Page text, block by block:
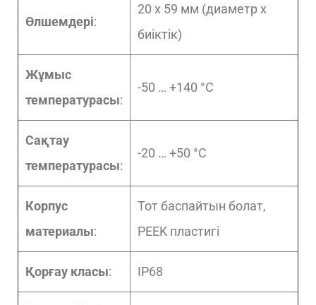
Өлшемдері:
20 x 59 мм (диаметр x
биіктік)
Жұмыс
температурасы:
-50 … +140 °C
Сақтау
температурасы:
-20 … +50 °C
Корпус
материалы:
Тот баспайтын болат,
PEEK пластигі
Қорғау класы: IP68